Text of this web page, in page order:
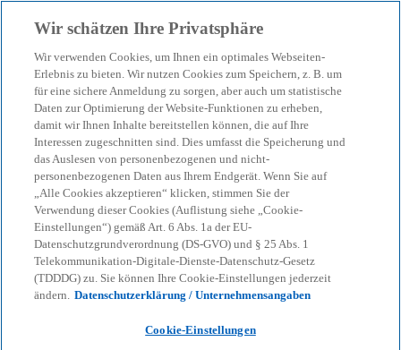
menu search
Pressemitteilungen
Wir schätzen Ihre Privatsphäre
Wir verwenden Cookies, um Ihnen ein optimales Webseiten-
Erlebnis zu bieten. Wir nutzen Cookies zum Speichern, z. B. um
für eine sichere Anmeldung zu sorgen, aber auch um statistische
Daten zur Optimierung der Website-Funktionen zu erheben,
damit wir Ihnen Inhalte bereitstellen können, die auf Ihre
Interessen zugeschnitten sind. Dies umfasst die Speicherung und
das Auslesen von personenbezogenen und nicht-
personenbezogenen Daten aus Ihrem Endgerät. Wenn Sie auf
„Alle Cookies akzeptieren“ klicken, stimmen Sie der
Verwendung dieser Cookies (Auflistung siehe „Cookie-
Einstellungen“) gemäß Art. 6 Abs. 1a der EU-
Datenschutzgrundverordnung (DS-GVO) und § 25 Abs. 1
Telekommunikation-Digitale-Dienste-Datenschutz-Gesetz
(TDDDG) zu. Sie können Ihre Cookie-Einstellungen jederzeit
ändern. Datenschutzerklärung / Unternehmensangaben
Cookie-Einstellungen